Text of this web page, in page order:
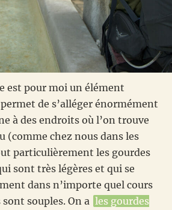
est pour moi un élément
de s’alléger énormément
à des endroits où l’on trouve
(comme chez nous dans les
particulièrement les gourdes
sont très légères et qui se
dans n’importe quel cours
sont souples. On a les gourdes